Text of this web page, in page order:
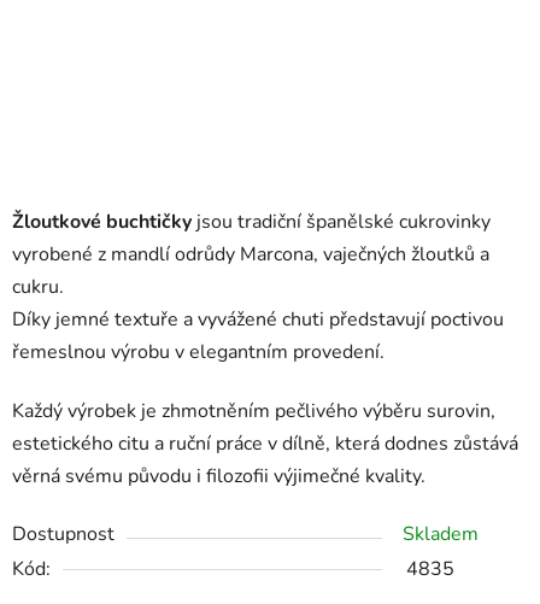
Žloutkové buchtičky jsou tradiční španělské cukrovinky
vyrobené z mandlíodrůdy Marcona, vaječných žloutků a
cukru.
Díky jemné textuře avyvážené chuti představují poctivou
řemeslnou výrobu velegantním provedení.
Každý výrobek je zhmotněním pečlivého výběru surovin,
estetického citu a ruční práce v dílně, která dodnes zůstává
věrná svému původu i filozofii výjimečné kvality.
Dostupnost
Skladem
Kód:
4835